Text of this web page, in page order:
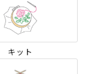
キット